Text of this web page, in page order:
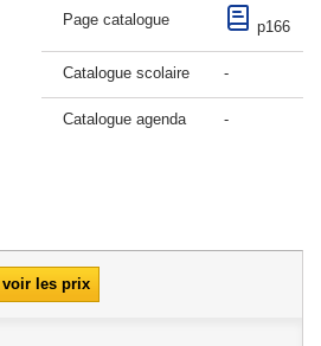
Page catalogue p166
Catalogue scolaire -
Catalogue agenda -
voir les prix